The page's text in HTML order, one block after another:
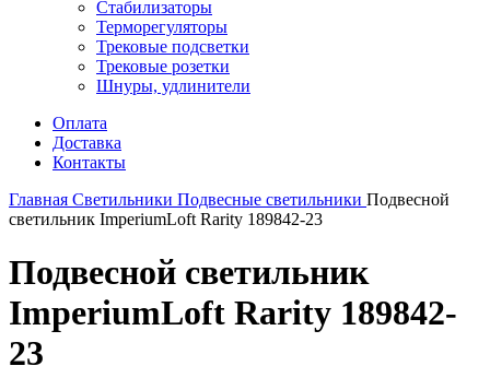
Стабилизаторы
Терморегуляторы
Трековые подсветки
Трековые розетки
Шнуры, удлинители
Оплата
Доставка
Контакты
Главная Светильники Подвесные светильники Подвесной
светильник ImperiumLoft Rarity 189842-23
Подвесной светильник
ImperiumLoft Rarity 189842-
23